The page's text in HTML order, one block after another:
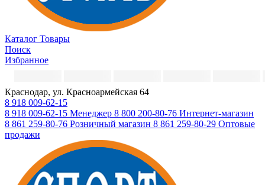
Каталог Товары
Поиск
Избранное
Краснодар, ул. Красноармейская 64
8 918 009-62-15
8 918 009-62-15 Менеджер 8 800 200-80-76 Интернет-магазин
8 861 259-80-76 Розничный магазин 8 861 259-80-29 Оптовые
продажи